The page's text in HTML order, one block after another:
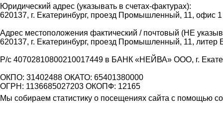
Юридический адрес (указывать в счетах-фактурах):
620137, г. Екатеринбург, проезд Промышленный, 11, офис 1
Адрес местоположения фактический / почтовый (НЕ
620137, г. Екатеринбург, проезд Промышленный, 11, литер
Р/с 40702810800210017449 в БАНК «НЕЙВА» ООО, г.
ОКПО: 31402488 ОКАТО: 65401380000
ОГРН: 1136685027203 ОКОПФ: 12165
Мы собираем статистику о посещениях сайта с помощью